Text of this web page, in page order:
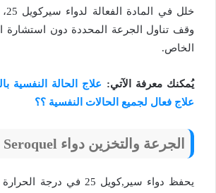
وقف تناول الجرعة المحددة دون استشارة
الخاص.
يُمكنك معرفة الآتي: علاج الحالة النفسية
علاج فعال لجميع الحالات النفسية ؟؟
الجرعة والتخزين دواء Seroquel